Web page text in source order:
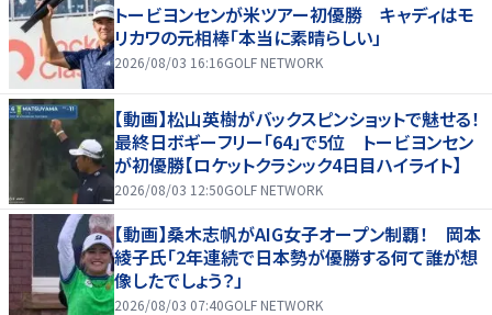
トービヨンセンが米ツアー初優勝 キャディはモ
リカワの元相棒「本当に素晴らしい」
2026/08/03 16:16GOLF NETWORK
【動画】松山英樹がバックスピンショットで魅せる！
最終日ボギーフリー「64」で5位 トービヨンセン
が初優勝【ロケットクラシック4日目ハイライト】
2026/08/03 12:50GOLF NETWORK
【動画】桑木志帆がAIG女子オープン制覇！ 岡本
綾子氏「2年連続で日本勢が優勝する何て誰が想
像したでしょう？」
2026/08/03 07:40GOLF NETWORK